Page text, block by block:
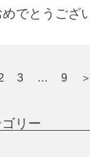
めでとうござ
3 … 9 ＞
リー